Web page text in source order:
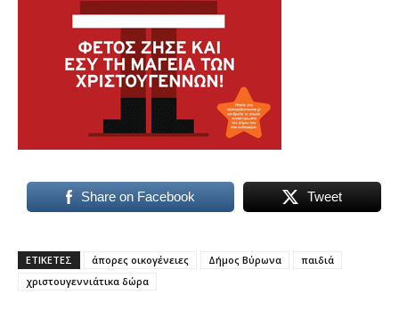
Share on Facebook Tweet
ΕΤΙΚΕΤΕΣ άπορες οικογένειες Δήμος Βύρωνα
παιδιά
χριστουγεννιάτικα δώρα